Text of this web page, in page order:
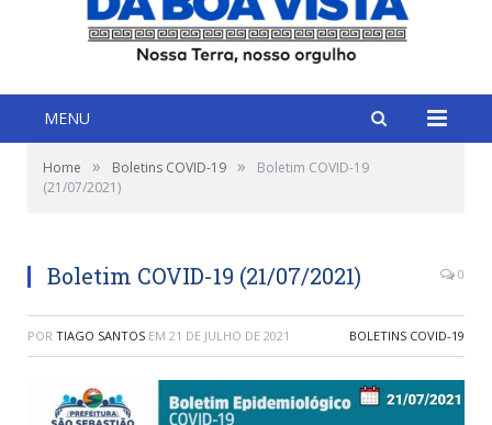
MENU
Home » Boletins COVID-19 »
Boletim COVID-19
(21/07/2021)
Boletim COVID-19 (21/07/2021) 0
POR TIAGO SANTOS EM 21 DE JULHO DE 2021 BOLETINS COVID-19